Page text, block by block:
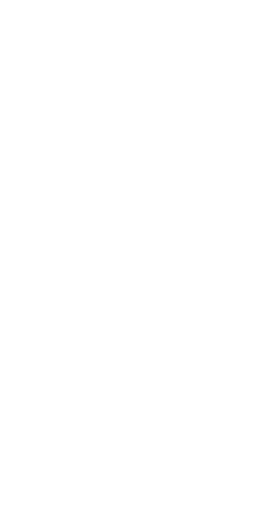
Color: Negro, Talla: M
Talla: L